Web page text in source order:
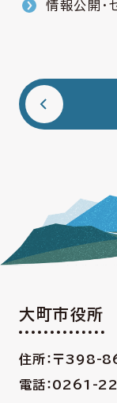
情報公開・
大町市役所
住所：〒398-
電話：0261-